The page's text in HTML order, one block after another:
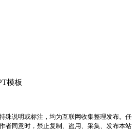
模板
殊说明或标注，均为互联网收集整理发布。任
者同意时，禁止复制、盗用、采集、发布本站